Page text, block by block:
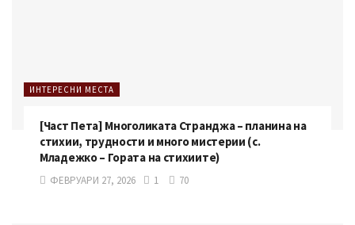
ИНТЕРЕСНИ МЕСТА
[Част Пета] Многоликата Странджа – планина на
стихии, трудности и много мистерии (с.
Младежко – Гората на стихиите)
ФЕВРУАРИ 27, 2026 1 70